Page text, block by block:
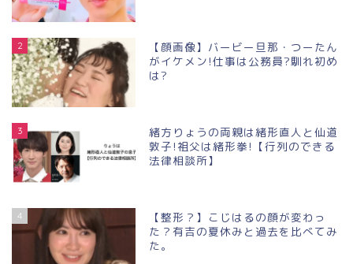
2
【顔画像】バービー旦那・つーたん
がイケメン!仕事は公務員?馴れ初め
は?
3
緒方りょうの両親は緒形直人と仙道
敦子!祖父は緒形拳!【行列のできる
法律相談所】
4
【整形？】こじはるの顔が変わっ
た？有吉の夏休みと過去を比べてみ
た。